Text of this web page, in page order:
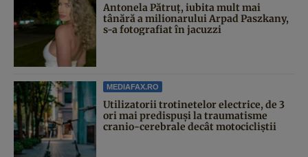
Antonela Pătruț, iubita mult mai
tânără a milionarului Arpad Paszkany,
s-a fotografiat în jacuzzi
MEDIAFAX.RO
Utilizatorii trotinetelor electrice, de 3
ori mai predispuși la traumatisme
cranio-cerebrale decât motocicliștii